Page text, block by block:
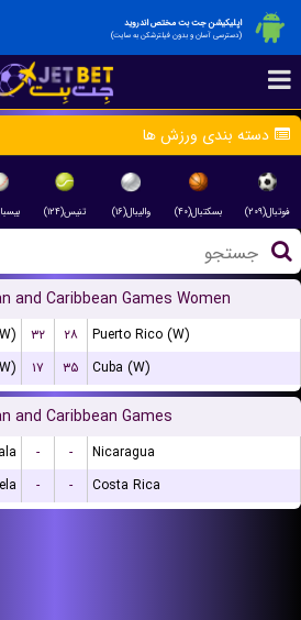
اپلیکیشن جت بت مختص اندروید
(دسترسی آسان و بدون فیلترشکن به سایت)
دسته بندی ورزش ها
فوتبال(۲۰۹) بسکتبال(۴۰) والیبال(۱۶) تنیس(۱۲۴)
and Caribbean Games Women
۳۲ ۲۸
Puerto Rico (W)
۱۷ ۳۵ Cuba (W)
and Caribbean Games
- -
Nicaragua
- - Costa Rica